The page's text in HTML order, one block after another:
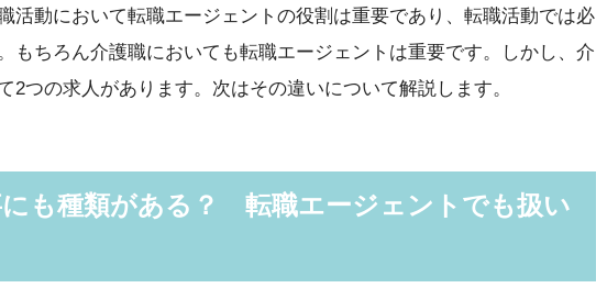
活動において転職エージェントの役割は重要であり、転職活動では必
もちろん介護職においても転職エージェントは重要です。しかし、介
2つの求人があります。次はその違いについて解説します。
も種類がある？ 転職エージェントでも扱い